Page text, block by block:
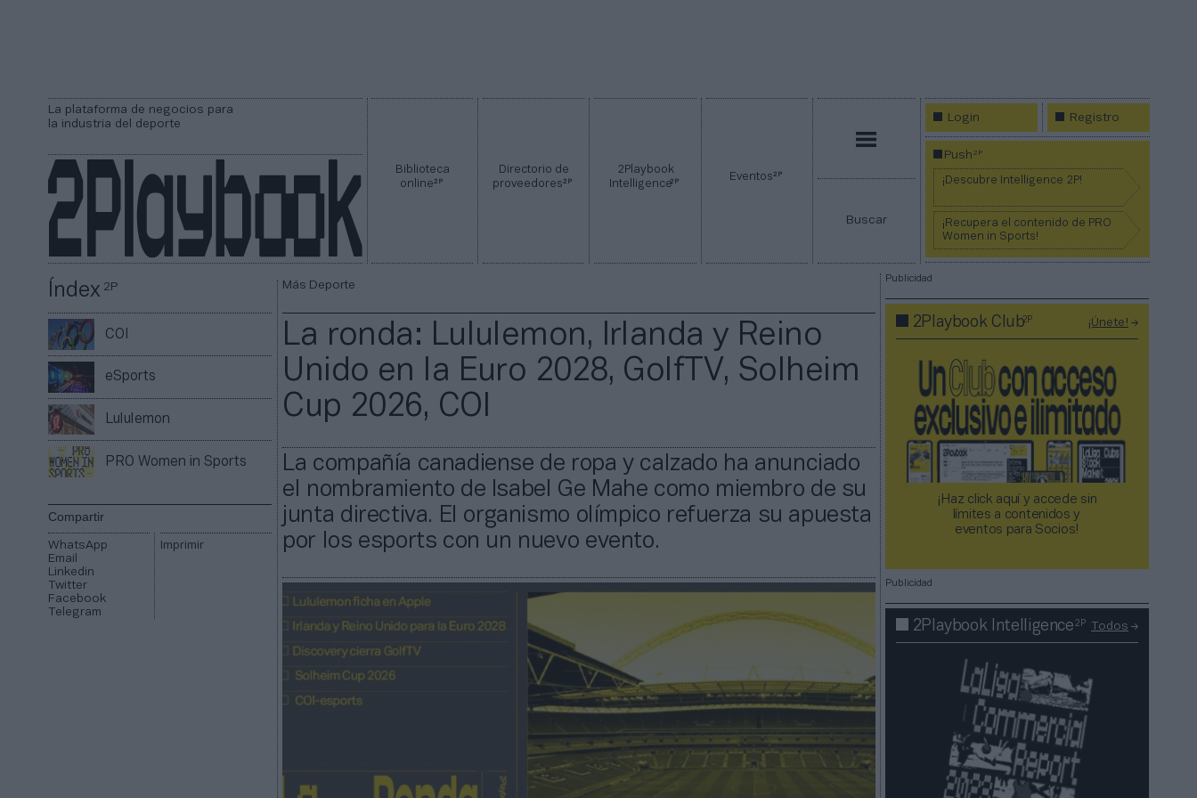
La plataforma de negocios para
la industria del deporte
Biblioteca
online2P
Directorio de
proveedores2P
2Playbook
Intelligence2P Eventos2P
Buscar
Login Registro
Push2P
¡Descubre Intelligence 2P!
¡Recupera el contenido de PRO
Women in Sports!
Índex2P
COI
eSports
Lululemon
PRO Women in Sports
Compartir
WhatsApp
Email
Linkedin
Twitter
Facebook
Telegram
Imprimir
Más Deporte
La ronda: Lululemon, Irlanda y Reino
Unido en la Euro 2028, GolfTV, Solheim
Cup 2026, COI
La compañía canadiense de ropa y calzado ha anunciado
el nombramiento de Isabel Ge Mahe como miembro de su
junta directiva. El organismo olímpico refuerza su apuesta
por los esports con un nuevo evento.
Publicidad
2Playbook Club2P ¡Únete!
¡Haz click aquí y accede sin
límites a contenidos y
eventos para Socios!​​​​​​​
Publicidad
2Playbook Intelligence2P Todos